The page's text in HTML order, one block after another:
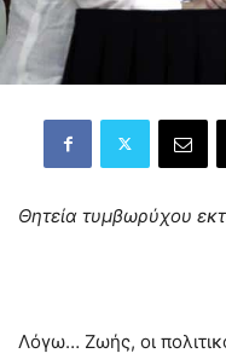
Θητεία τυμβωρύχου
Λόγω… Ζωής, οι